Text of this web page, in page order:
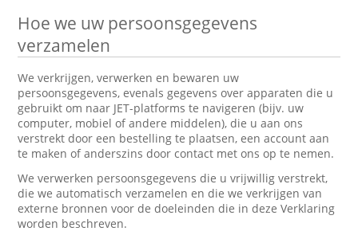
Hoe we uw persoonsgegevens
verzamelen
We verkrijgen, verwerken en bewaren uw
persoonsgegevens, evenals gegevens over apparaten die u
gebruikt om naar JET-platforms te navigeren (bijv. uw
computer, mobiel of andere middelen), die u aan ons
verstrekt door een bestelling te plaatsen, een account aan
te maken of anderszins door contact met ons op te nemen.
We verwerken persoonsgegevens die u vrijwillig verstrekt,
die we automatisch verzamelen en die we verkrijgen van
externe bronnen voor de doeleinden die in deze Verklaring
worden beschreven.